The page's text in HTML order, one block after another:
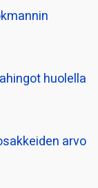
huolella
arvo